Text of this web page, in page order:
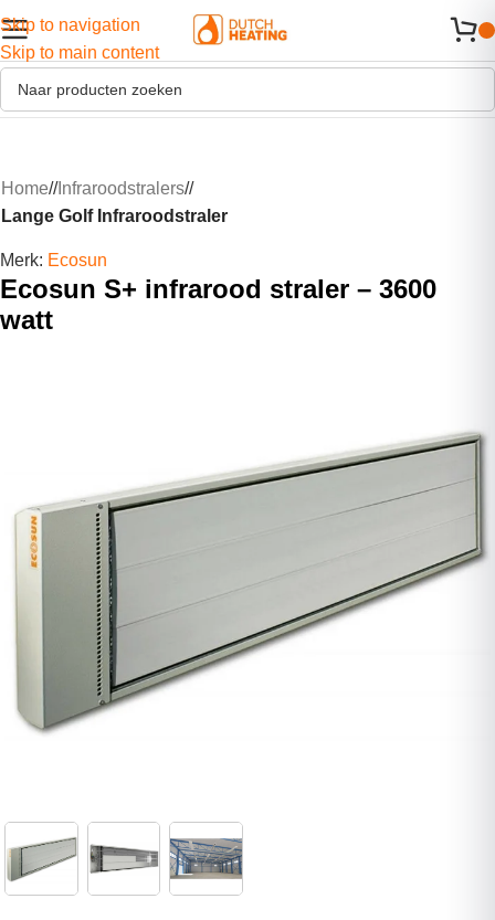
Skip to navigation
Skip to main content
Home/ Infraroodstralers/
Lange Golf Infraroodstraler
Merk: Ecosun
Ecosun S+ infrarood straler – 3600
watt